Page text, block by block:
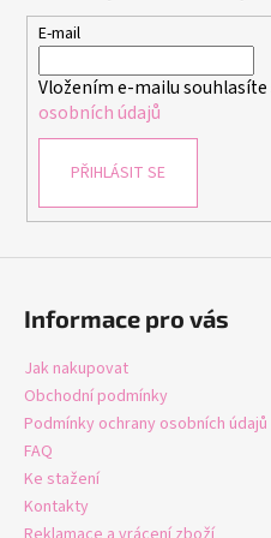
E-mail
Vložením e-mailu souhlasíte
osobních údajů
PŘIHLÁSIT SE
Informace pro vás
Jak nakupovat
Obchodní podmínky
Podmínky ochrany osobních údajů
FAQ
Ke stažení
Kontakty